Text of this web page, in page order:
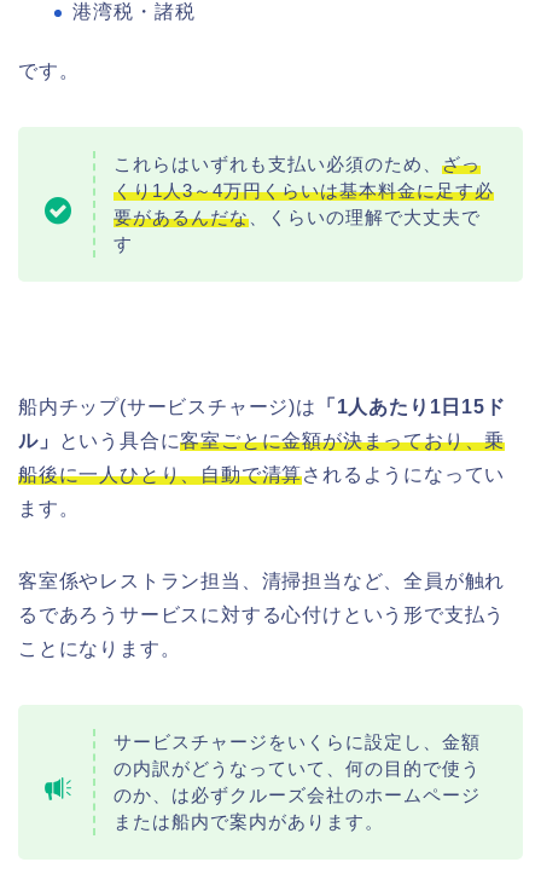
港湾税・諸税
です。
これらはいずれも支払い必須のため、 ざっ
くり1人3～4万円くらいは基本料金に足す必
要があるんだな 、くらいの理解で大丈夫で
す
船内チップ(サービスチャージ)は
「1人あたり1日15ド
ル」
という具合に客室ごとに金額が決まっており、乗
船後に一人ひとり、自動で清算されるようになってい
ます。
客室係やレストラン担当、清掃担当など、全員が触れ
るであろうサービスに対する心付けという形で支払う
ことになります。
サービスチャージをいくらに設定し、金額
の内訳がどうなっていて、何の目的で使う
のか、は必ずクルーズ会社のホームページ
または船内で案内があります。